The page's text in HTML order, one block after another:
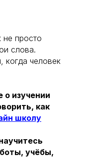
не просто
слова.
когда человек
о изучении
как
школу
учёбы,